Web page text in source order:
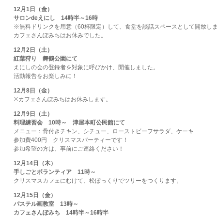
12月1日（金）
サロンdeえにし 14時半～16時
※無料ドリンクを用意（60杯限定）して、食堂を談話スペースとして開放し
カフェさんぽみちはお休みでした。
12月2日（土）
紅葉狩り 舞鶴公園にて
えにしの会の登録者を対象に呼びかけ、開催しました。
活動報告をお楽しみに！
12月8日（金）
※カフェさんぽみちはお休みします。
12月9日（土）
料理練習会 10時～ 津屋本町公民館にて
メニュー：骨付きチキン、シチュー、ローストビーフサラダ、ケーキ
参加費400円 クリスマスパーティーです！
参加希望の方は、事前にご連絡ください！
12月14日（木）
手しごとボランティア 11時～
クリスマスカフェにむけて、松ぼっくりでツリーをつくります。
12月15日（金）
パステル画教室 13時～
カフェさんぽみち 14時半～16時半